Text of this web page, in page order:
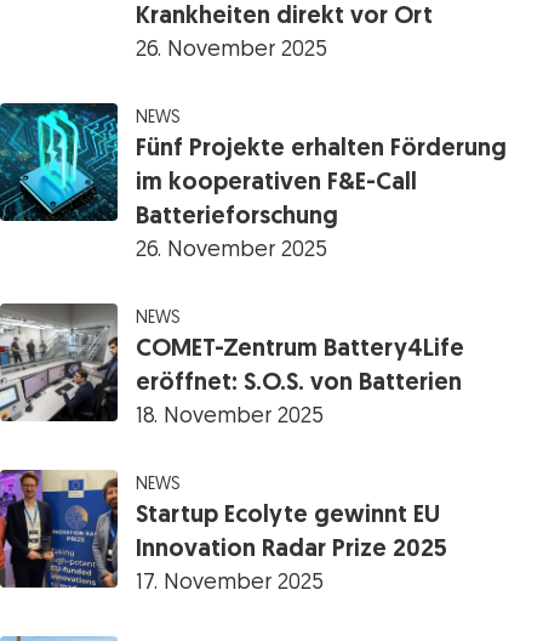
Krankheiten direkt vor Ort
26. November 2025
NEWS
Fünf Projekte erhalten Förderung
im kooperativen F&E-Call
Batterieforschung
26. November 2025
NEWS
COMET-Zentrum Battery4Life
eröffnet: S.O.S. von Batterien
18. November 2025
NEWS
Startup Ecolyte gewinnt EU
Innovation Radar Prize 2025
17. November 2025